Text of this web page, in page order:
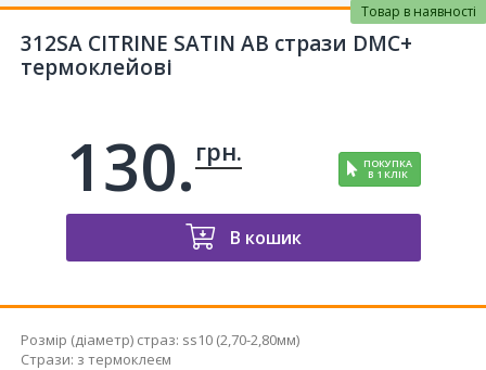
312SA CITRINE SATIN AB стрази DMC+
термоклейові
Товар в наявності
130. грн. ПОКУПКА
В 1 КЛІК
В кошик
Розмір (діаметр) страз: ss10 (2,70-2,80мм)
Стрази: з термоклеєм